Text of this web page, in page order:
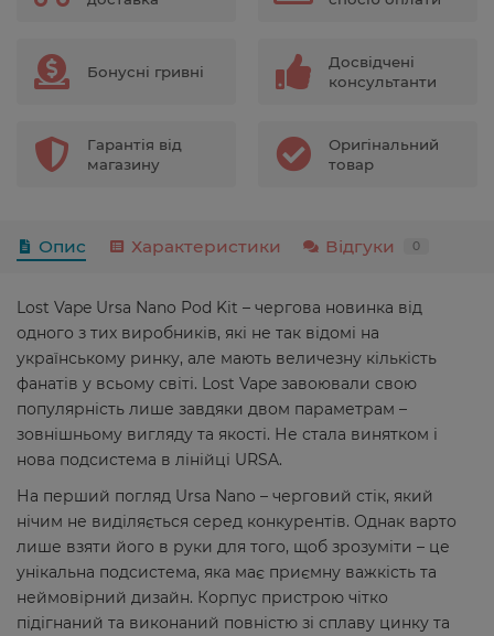
Бонусні гривні
Досвідчені
консультанти
Гарантія від
магазину
Оригінальний
товар
Опис Характеристики Відгуки 0
Lost Vape Ursa Nano Pod Kit – чергова новинка від
одного з тих виробників, які не так відомі на
українському ринку, але мають величезну кількість
фанатів у всьому світі. Lost Vape завоювали свою
популярність лише завдяки двом параметрам –
зовнішньому вигляду та якості. Не стала винятком і
нова подсистема в лінійці URSA.
На перший погляд Ursa Nano – черговий стік, який
нічим не виділяється серед конкурентів. Однак варто
лише взяти його в руки для того, щоб зрозуміти – це
унікальна подсистема, яка має приємну важкість та
неймовірний дизайн. Корпус пристрою чітко
підігнаний та виконаний повністю зі сплаву цинку та